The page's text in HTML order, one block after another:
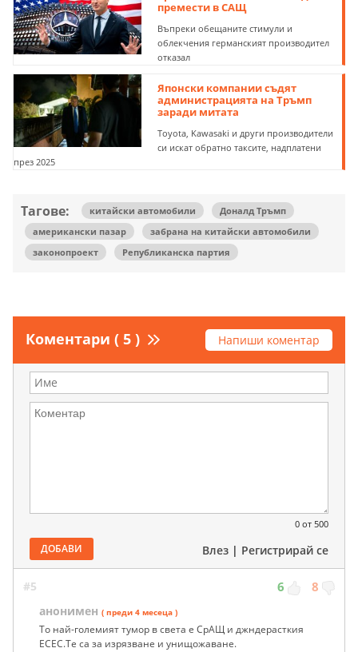
премести в САЩ
Въпреки обещаните стимули и
облекчения германският производител
отказал
Японски компании съдят
администрацията на Тръмп
заради митата
Toyota, Kawasaki и други производители
си искат обратно таксите, надплатени
през 2025
Тагове: китайски автомобили
Доналд Тръмп
американски пазар
забрана на китайски автомобили
законопроект
Републиканска партия
Коментари ( 5 ) Напиши коментар
0 от 500
ДОБАВИ Влез | Регистрирай се
#5 6 8
анонимен ( преди 4 месеца )
То най-големият тумор в света е СрАЩ и джндерасткия
ЕСЕС.Те са за изрязване и унищожаване.